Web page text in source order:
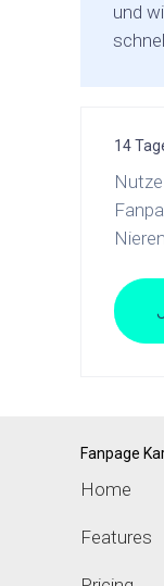
und
14
Fanpage
Home
Features